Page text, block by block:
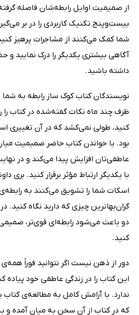
از صمیمیت اوایل رابطه‌شان فاصله
بیست‌وپنج تکنیک کاربردی را در بر
شما کمک می‌کنند از مشاجرات پرهیز
آگاهی بیشتری یکدیگر را درک نمایید و
داشته باشید.
نویسندگان کتاب کوک ساز رابطه به
ظرف چند ماه نکات گفته‌شده در کتاب را
کنید، طولی نمی‌کشد که در آن تغییری
بود. با خواندن کتاب حاضر صمیمیت
عاطفی‌تان افزایش پیدا می‌کند و در
با یکدیگر ارتباط مؤثر برقرار کنید. بری
اسکات شما را تشویق می‌کنند به
گران‌بهاترین چیزی که دارید نگاه کنید.
دو باعث می‌شود رابطه‌ای قوی‌تر،
کنید.
دور از ذهن نیست اگر نتوانید فوراً
این کتاب را در زندگی عاطفی خود پیاده
ندارد. با آرامش کامل به مطالعه‌ی کتاب
که در کتاب از آن سخن به میان آمده و